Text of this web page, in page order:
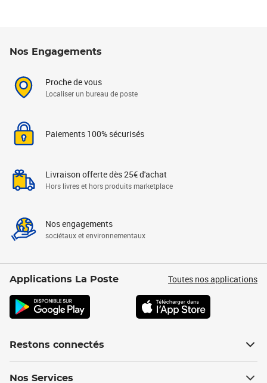
Nos Engagements
Proche de vous
Localiser un bureau de poste
Paiements 100% sécurisés
Livraison offerte dès 25€ d'achat
Hors livres et hors produits marketplace
Nos engagements
sociétaux et environnementaux
Applications La Poste Toutes nos applications
Restons connectés
Nos Services